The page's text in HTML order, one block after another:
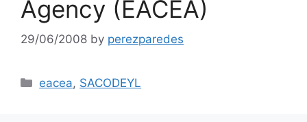
Agency (EACEA)
29/06/2008 by perezparedes
Categories
eacea, SACODEYL